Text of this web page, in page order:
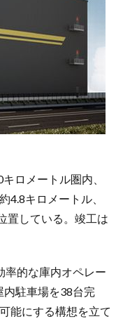
ロメートル圏内、
4.8キロメートル、
置している。竣工は
率的な庫内オペレー
内駐車場を38台完
能にする構想を立て